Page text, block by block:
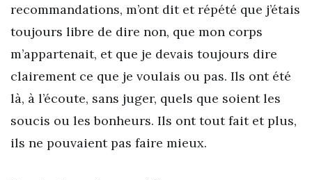
recommandations, m’ont dit et répété que j’étais
toujours libre de dire non, que mon corps
m’appartenait, et que je devais toujours dire
clairement ce que je voulais ou pas. Ils ont été
là, à l’écoute, sans juger, quels que soient les
soucis ou les bonheurs. Ils ont tout fait et plus,
ils ne pouvaient pas faire mieux.